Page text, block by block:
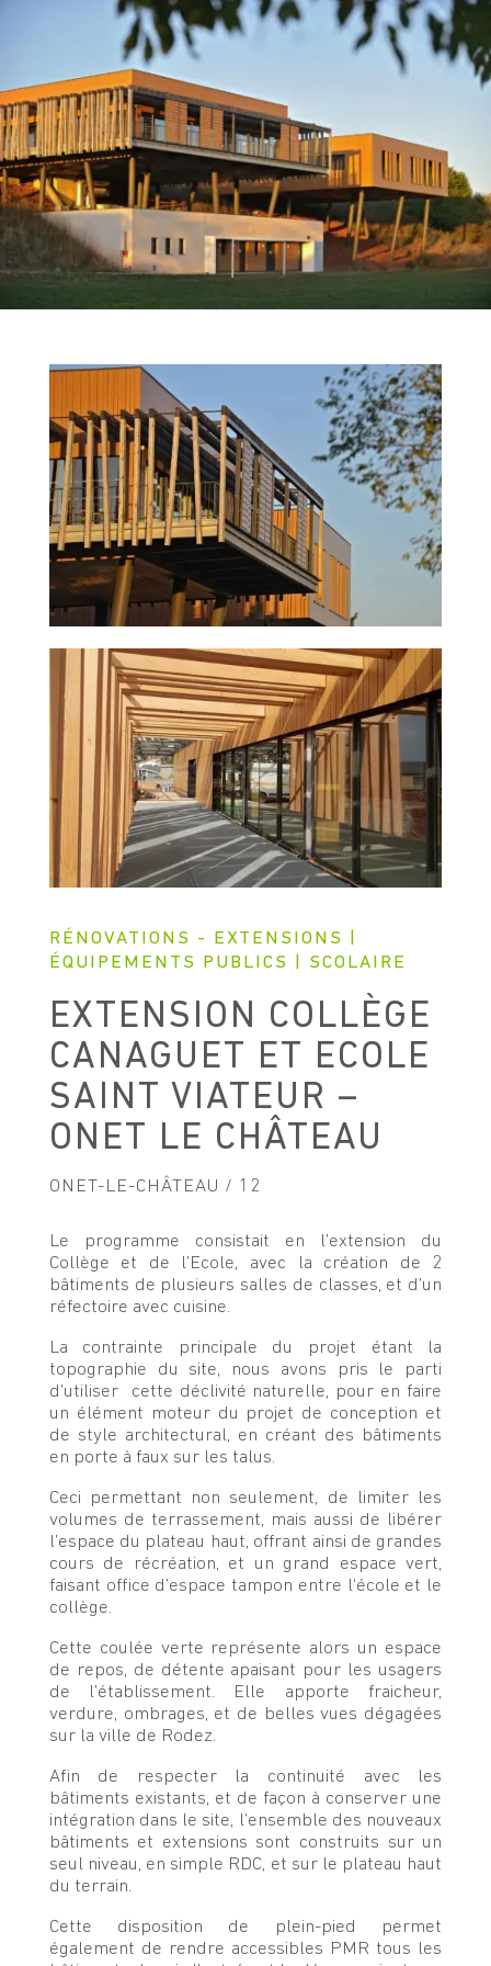
RÉNOVATIONS - EXTENSIONS |
ÉQUIPEMENTS PUBLICS | SCOLAIRE
EXTENSION COLLÈGE
CANAGUET ET ECOLE
SAINT VIATEUR –
ONET LE CHÂTEAU
ONET-LE-CHÂTEAU / 12
Le programme consistait en l’extension du
Collège et de l’Ecole, avec la création de 2
bâtiments de plusieurs salles de classes, et d’un
réfectoire avec cuisine.
La contrainte principale du projet étant la
topographie du site, nous avons pris le parti
d’utiliser cette déclivité naturelle, pour en faire
un élément moteur du projet de conception et
de style architectural, en créant des bâtiments
en porte à faux sur les talus.
Ceci permettant non seulement, de limiter les
volumes de terrassement, mais aussi de libérer
l’espace du plateau haut, offrant ainsi de grandes
cours de récréation, et un grand espace vert,
faisant office d’espace tampon entre l‘école et le
collège.
Cette coulée verte représente alors un espace
de repos, de détente apaisant pour les usagers
de l’établissement. Elle apporte fraicheur,
verdure, ombrages, et de belles vues dégagées
sur la ville de Rodez.
Afin de respecter la continuité avec les
bâtiments existants, et de façon à conserver une
intégration dans le site, l’ensemble des nouveaux
bâtiments et extensions sont construits sur un
seul niveau, en simple RDC, et sur le plateau haut
du terrain.
Cette disposition de plein-pied permet
également de rendre accessibles PMR tous les